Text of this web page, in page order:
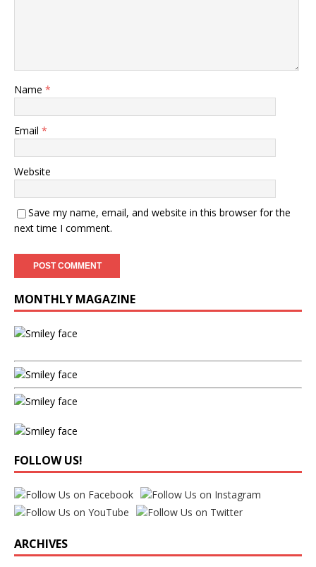
Name *
Email *
Website
Save my name, email, and website in this browser for the
next time I comment.
MONTHLY MAGAZINE
FOLLOW US!
ARCHIVES